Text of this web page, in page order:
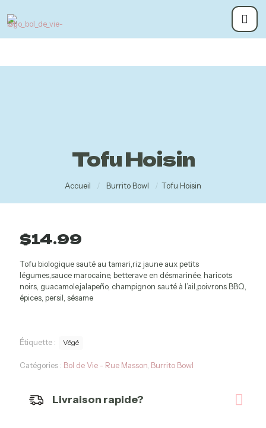
Tofu Hoisin
Accueil / Burrito Bowl / Tofu Hoisin
$14.99
Tofu biologique sauté au tamari,riz jaune aux petits
légumes,sauce marocaine, betterave en désmarinée, haricots
noirs, guacamole,jalapeño, champignon sauté à l’ail,poivrons BBQ,
épices, persil, sésame
Étiquette : Végé
Catégories : Bol de Vie - Rue Masson Burrito Bowl
Livraison rapide?
Port